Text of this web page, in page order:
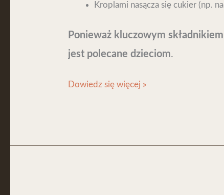
Kroplami nasącza się cukier (np.
Ponieważ kluczowym
jest polecane dzieciom.
Dowiedz się więcej »